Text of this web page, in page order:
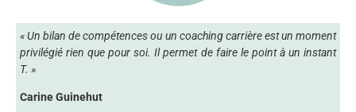
« Un bilan de compétences ou un coaching carrière est un moment
privilégié rien que pour soi. Il permet de faire le point à un instant
T. »
Carine Guinehut